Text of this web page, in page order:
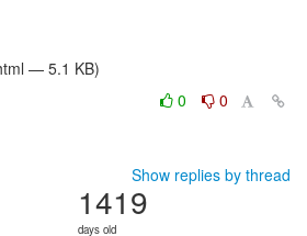
— 5.1 KB)
0
0
Show replies by thread
1419
days old